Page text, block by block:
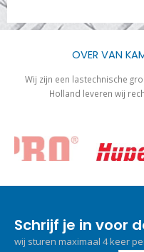
OVER VAN
Wij zijn een lastechnische
Holland leveren wij
Schrijf je in voor
wij sturen maximaal 4 keer